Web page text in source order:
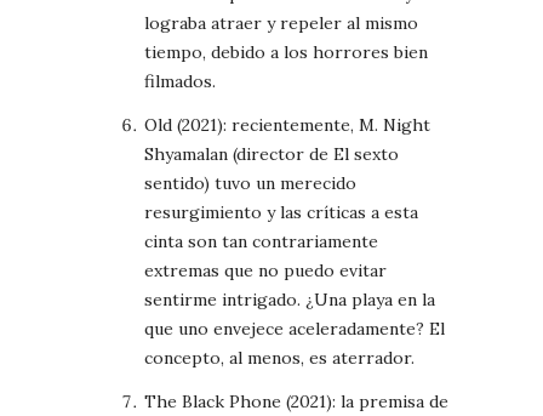
lograba atraer y repeler al mismo
tiempo, debido a los horrores bien
filmados.
Old (2021): recientemente, M. Night
Shyamalan (director de El sexto
sentido) tuvo un merecido
resurgimiento y las críticas a esta
cinta son tan contrariamente
extremas que no puedo evitar
sentirme intrigado. ¿Una playa en la
que uno envejece aceleradamente? El
concepto, al menos, es aterrador.
The Black Phone (2021): la premisa de